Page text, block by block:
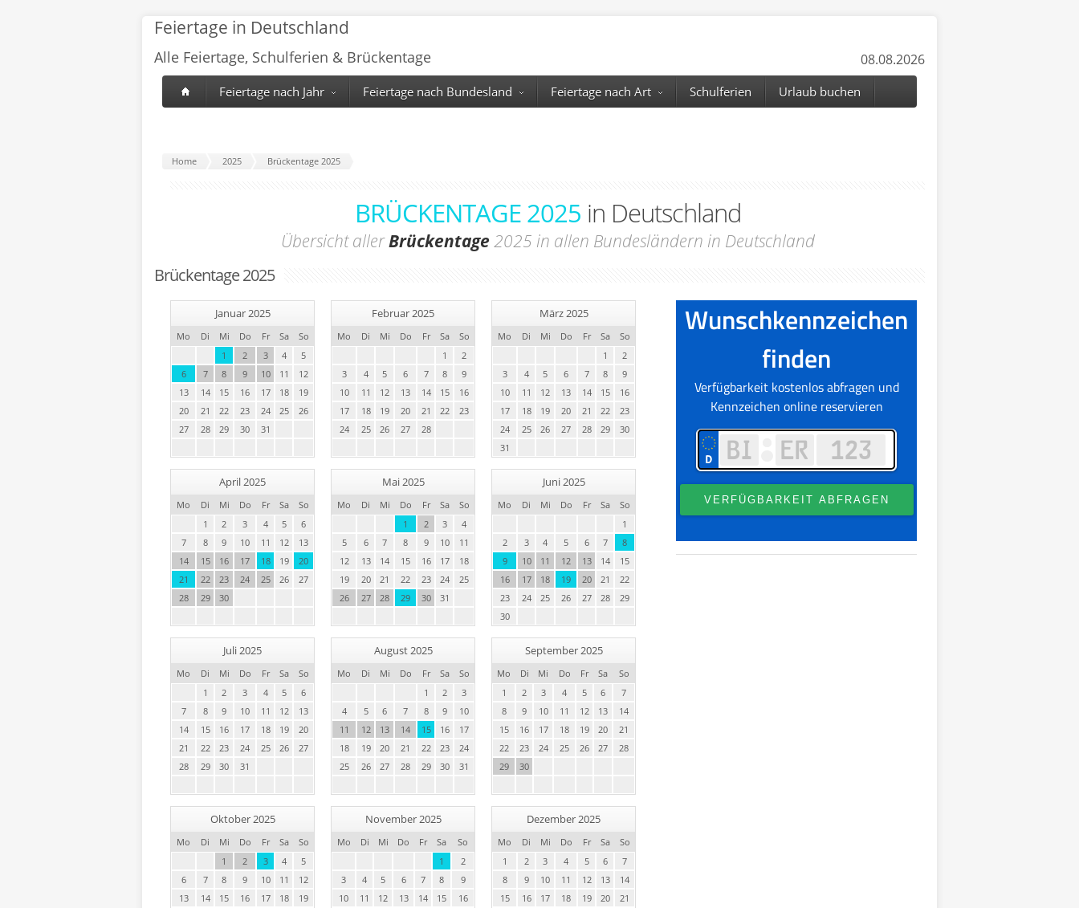
Feiertage in Deutschland
Alle Feiertage, Schulferien & Brückentage 08.08.2026
Feiertage nach Jahr Feiertage nach Bundesland Feiertage nach Art Schulferien Urlaub buchen
Home 2025 Brückentage 2025
BRÜCKENTAGE 2025 in Deutschland
Übersicht allerBrückentage2025 in allen Bundesländern in Deutschland
Brückentage 2025
Januar 2025
Mo Di Mi Do Fr Sa
So
1
2 3 4
5
6
7 8 9 10 11
12
13
14 15 16 17 18
19
20
21 22 23 24 25
26
27
28 29 30 31
Februar 2025
Mo Di Mi Do Fr Sa
So
1
2
3
4 5 6 7 8
9
10
11 12 13 14 15
16
17
18 19 20 21 22
23
24
25 26 27 28
März 2025
Mo Di Mi Do Fr Sa
So
1
2
3
4 5 6 7 8
9
10
11 12 13 14 15
16
17
18 19 20 21 22
23
24
25 26 27 28 29
30
31
April 2025
Mo Di Mi Do Fr Sa
So
1
2 3 4 5
6
7
8 9 10 11 12
13
14
15 16 17 18 19
20
21
22 23 24 25 26
27
28
29 30
Mai 2025
Mo Di Mi Do Fr Sa
So
1
2 3
4
5
6 7 8 9 10
11
12
13 14 15 16 17
18
19
20 21 22 23 24
25
26
27 28 29 30 31
Juni 2025
Mo Di Mi Do Fr Sa
So
1
2
3 4 5 6 7
8
9
10 11 12 13 14
15
16
17 18 19 20 21
22
23
24 25 26 27 28
29
30
Juli 2025
Mo Di Mi Do Fr Sa
So
1
2 3 4 5
6
7
8 9 10 11 12
13
14
15 16 17 18 19
20
21
22 23 24 25 26
27
28
29 30 31
August 2025
Mo Di Mi Do Fr Sa
So
1
2
3
4
5 6 7 8 9
10
11
12 13 14 15 16
17
18
19 20 21 22 23
24
25
26 27 28 29 30 31
September 2025
Mo Di Mi Do Fr Sa
So
1
2 3 4 5 6
7
8
9 10 11 12 13
14
15
16 17 18 19 20
21
22
23 24 25 26 27
28
29
30
Oktober 2025
Mo Di Mi Do Fr Sa
So
1
2 3 4
5
6
7 8 9 10 11
12
13
14 15 16 17 18
19
November 2025
Mo Di Mi Do Fr Sa
So
1
2
3
4 5 6 7 8
9
10
11 12 13 14 15
16
Dezember 2025
Mo Di Mi Do Fr Sa
So
1
2 3 4 5 6
7
8
9 10 11 12 13
14
15
16 17 18 19 20
21